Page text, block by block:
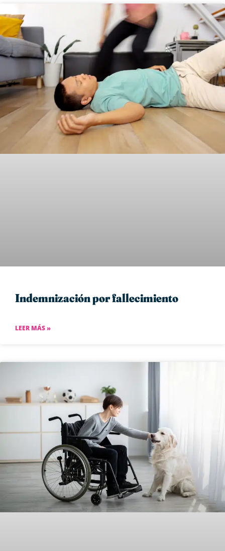
Indemnización por fallecimiento
LEER MÁS »